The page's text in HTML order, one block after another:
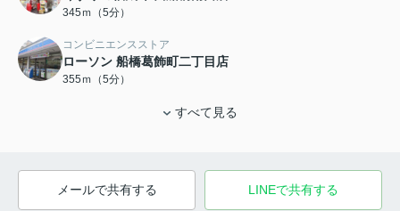
345ｍ（5分）
コンビニエンスストア
ローソン 船橋葛飾町二丁目店
355ｍ（5分）
すべて見る
メールで共有する LINEで共有する